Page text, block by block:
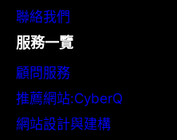
聯絡我們
服務一覽
顧問服務
推薦網站:CyberQ
網站設計與建構